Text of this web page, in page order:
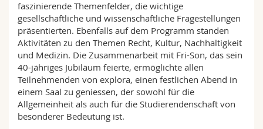
faszinierende Themenfelder, die wichtige
gesellschaftliche und wissenschaftliche Fragestellungen
präsentierten. Ebenfalls auf dem Programm standen
Aktivitäten zu den Themen Recht, Kultur, Nachhaltigkeit
und Medizin. Die Zusammenarbeit mit Fri-Son, das sein
40-jähriges Jubiläum feierte, ermöglichte allen
Teilnehmenden von explora, einen festlichen Abend in
einem Saal zu geniessen, der sowohl für die
Allgemeinheit als auch für die Studierendenschaft von
besonderer Bedeutung ist.